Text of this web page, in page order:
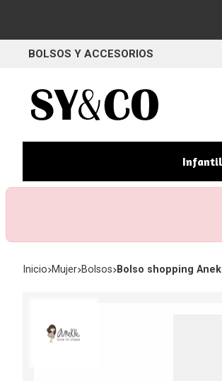
BOLSOS Y ACCESORIOS
Infantil
Inicio mujer bolsos Bolso shopping